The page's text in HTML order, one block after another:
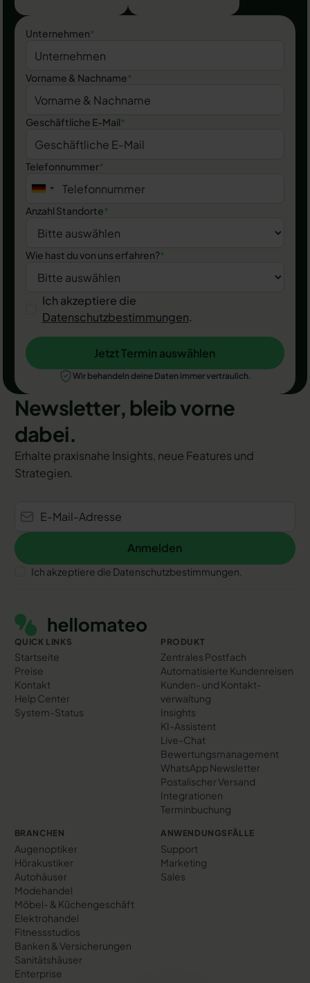
Unternehmen*
Vorname & Nachname*
Geschäftliche E-Mail*
Telefonnummer*
Anzahl Standorte*
Wie hast du von uns erfahren?*
Ich akzeptiere die
Datenschutzbestimmungen.
Jetzt Termin auswählen
Jetzt Termin auswählen
Wir behandeln deine Daten immer vertraulich.
Newsletter, bleib vorne
dabei.
Erhalte praxisnahe Insights, neue Features und
Strategien.
Anmelden
Anmelden
Ich akzeptiere die Datenschutzbestimmungen.
QUICK LINKS
Startseite
Preise
Kontakt
Help Center
System-Status
PRODUKT
Zentrales Postfach
Automatisierte Kundenreisen
Kunden- und Kontakt­
verwaltung
Insights
KI-Assistent
Live-Chat
Bewertungs­management
WhatsApp Newsletter
Postalischer Versand
Integrationen
Terminbuchung
BRANCHEN
Augenoptiker
Hörakustiker
Autohäuser
Modehandel
Möbel- & Küchengeschäft
Elektrohandel
Fitnessstudios
Banken & Versicherungen
Sanitätshäuser
Enterprise
ANWENDUNGSFÄLLE
Support
Marketing
Sales